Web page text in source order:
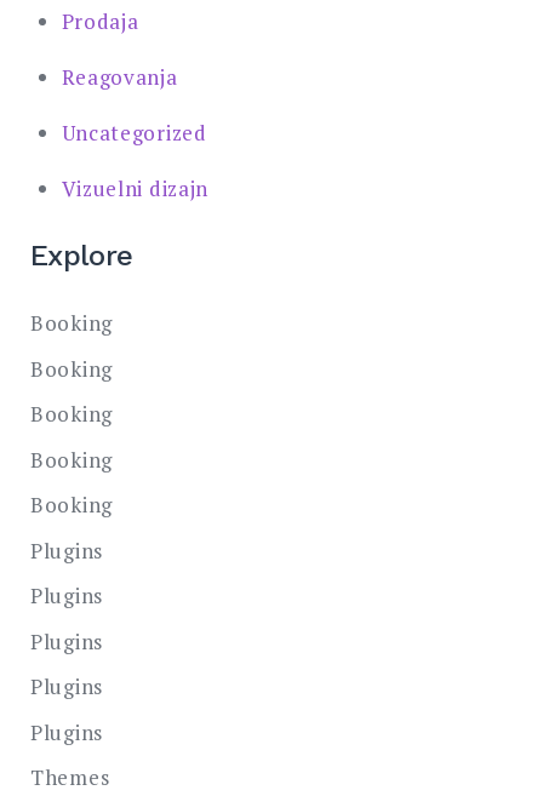
Prodaja
Reagovanja
Uncategorized
Vizuelni dizajn
Explore
Booking
Booking
Booking
Booking
Booking
Plugins
Plugins
Plugins
Plugins
Plugins
Themes